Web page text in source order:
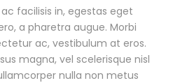
facilisis in, egestas eget
a pharetra augue. Morbi
ac, vestibulum at eros.
magna, vel scelerisque nisl
nulla non metus